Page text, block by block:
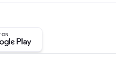
Android app